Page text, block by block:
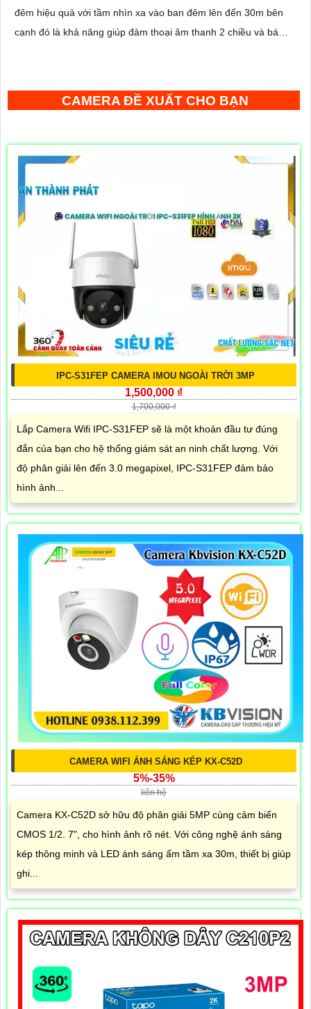
đêm hiệu quả với tầm nhìn xa vào ban đêm lên đến 30m bên
cạnh đó là khả năng giúp đàm thoại âm thanh 2 chiều và báo
CAMERA ĐỀ XUẤT CHO BẠN
IPC-S31FEP CAMERA IMOU NGOÀI TRỜI 3MP
1,500,000 ₫
1,700,000 ₫
Lắp Camera Wifi IPC-S31FEP sẽ là một khoản đầu tư đúng
đắn của bạn cho hệ thống giám sát an ninh chất lượng. Với
độ phân giải lên đến 3.0 megapixel, IPC-S31FEP đảm bảo
hình ảnh...
CAMERA WIFI ÁNH SÁNG KÉP KX-C52D
5%-35%
liên hệ
Camera KX-C52D sở hữu độ phân giải 5MP cùng cảm biến
CMOS 1/2. 7", cho hình ảnh rõ nét. Với công nghệ ánh sáng
kép thông minh và LED ánh sáng ấm tầm xa 30m, thiết bị giúp
ghi...